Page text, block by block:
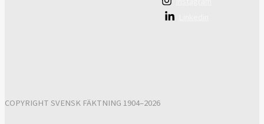
COPYRIGHT SVENSK FÄKTNING 1904–2026